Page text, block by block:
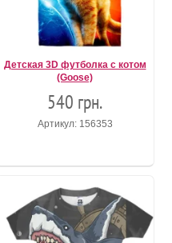
Детская 3D футболка с котом
(Goose)
540 грн.
Артикул: 156353